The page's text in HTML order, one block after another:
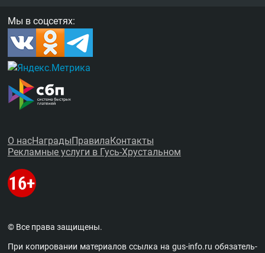
Мы в соцсетях:
О насНаградыПравилаКонтакты
Рекламные услуги в Гусь-Хрустальном
© Все права защищены.
При копировании материалов ссыл­ка наgus-info.ru обя­за­тель­